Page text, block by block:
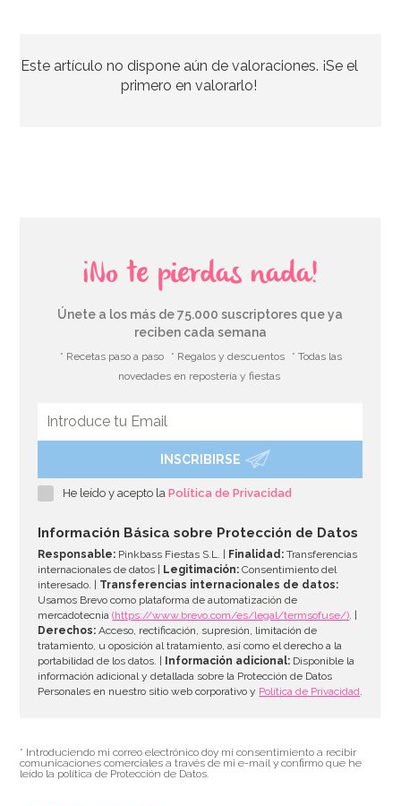
3,50€
Bolsas para galletas y dulces Pascua y Primavera
AÑADIR
Este artículo no dispone aún de valoraciones. ¡Se el
primero en valorarlo!
¡No te pierdas nada!
Únete a los más de 75.000 suscriptores que ya
reciben cada semana
* Recetas paso a paso * Regalos y descuentos
* Todas las
novedades en repostería y fiestas
INSCRIBIRSE
He leído y acepto laPolítica de Privacidad
Información Básica sobre Protección de Datos
Responsable: Pinkbass Fiestas S.L. | Finalidad: Transferencias
internacionales de datos |
Legitimación: Consentimiento del
interesado. | Transferencias internacionales de datos:
Usamos Brevo como plataforma de automatización de
mercadotecnia(https://www.brevo.com/es/legal/termsofuse/). |
Derechos: Acceso, rectificación, supresión, limitación de
tratamiento, u oposición al tratamiento, así como el derecho a la
portabilidad de los datos. |
Información adicional: Disponible la
información adicional y detallada sobre la Protección de Datos
Personales en nuestro sitio web corporativo y Política de Privacidad.
* Introduciendo mi correo electrónico doy mi consentimiento a recibir
comunicaciones comerciales a través de mi e-mail y confirmo que he
leído la política de Protección de Datos.